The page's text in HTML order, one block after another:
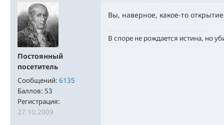
Постоянный
посетитель
Сообщений: 6135
Баллов: 53
Регистрация:
27.10.2009
Вы, наверное, какое-то
В споре не рождается истина, но